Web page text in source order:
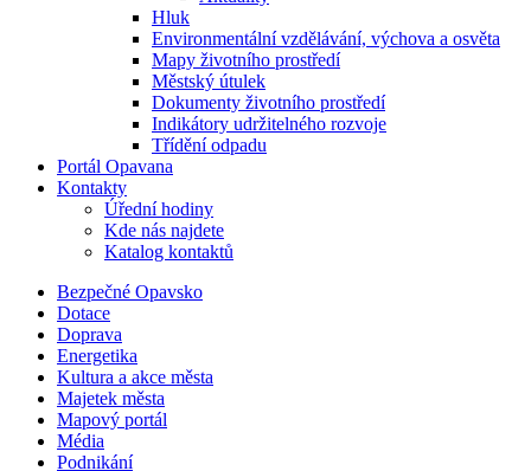
Hluk
Environmentální vzdělávání, výchova a osvěta
Mapy životního prostředí
Městský útulek
Dokumenty životního prostředí
Indikátory udržitelného rozvoje
Třídění odpadu
Portál Opavana
Kontakty
Úřední hodiny
Kde nás najdete
Katalog kontaktů
Bezpečné Opavsko
Dotace
Doprava
Energetika
Kultura a akce města
Majetek města
Mapový portál
Média
Podnikání